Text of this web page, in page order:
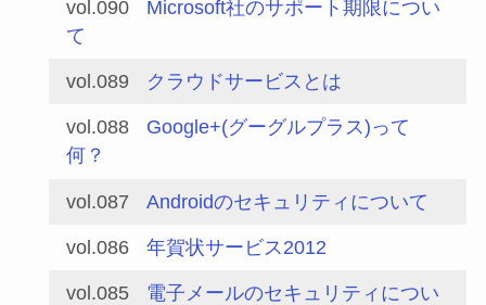
vol.090
Microsoft社のサポート期限につい
て
vol.089 クラウドサービスとは
vol.088
Google+(グーグルプラス)って
何？
vol.087 Androidのセキュリティについて
vol.086 年賀状サービス2012
vol.085
電子メールのセキュリティについ